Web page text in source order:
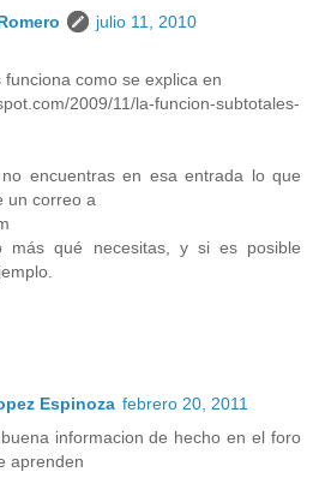
julio 11, 2010
como se explica en
2009/11/la-funcion-subtotales-
encuentras en esa entrada lo que
un correo a
más qué necesitas, y si es posible
Espinoza febrero 20, 2011
informacion de hecho en el foro
aprenden